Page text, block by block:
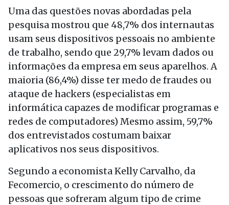
Uma das questões novas abordadas pela
pesquisa mostrou que 48,7% dos internautas
usam seus dispositivos pessoais no ambiente
de trabalho, sendo que 29,7% levam dados ou
informações da empresa em seus aparelhos. A
maioria (86,4%) disse ter medo de fraudes ou
ataque de hackers (especialistas em
informática capazes de modificar programas e
redes de computadores) Mesmo assim, 59,7%
dos entrevistados costumam baixar
aplicativos nos seus dispositivos.
Segundo a economista Kelly Carvalho, da
Fecomercio, o crescimento do número de
pessoas que sofreram algum tipo de crime